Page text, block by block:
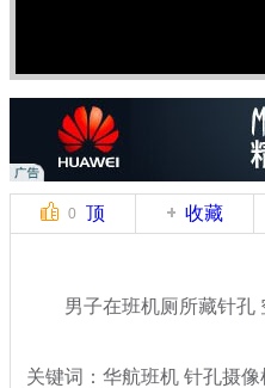
0 顶 收藏
男子在班机厕所藏针孔
关键词：华航班机 针孔摄像